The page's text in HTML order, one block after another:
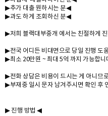
▶추가 대출 원하시는 분◀
▶과도 하게 조회하신 분◀
▶저희 블랙대부중개 에서는 친절하게
▶전국 어디든 비대면으로 당일 진행 도
▶최소 20만원 ~ 최대 5억 까지 가능합
▶전화 상담은 비용이 드시는 게 아니므
▶부재중 일시 문자 남겨주시면 확인 후
▶ 진행 방법 ◀